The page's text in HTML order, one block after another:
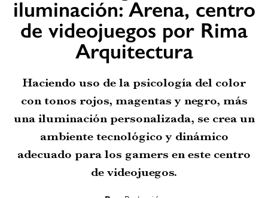
iluminación: Arena, centro
de videojuegos por Rima
Arquitectura
Haciendo uso de la psicología del color
con tonos rojos, magentas y negro, más
una iluminación personalizada, se crea un
ambiente tecnológico y dinámico
adecuado para los gamers en este centro
de videojuegos.